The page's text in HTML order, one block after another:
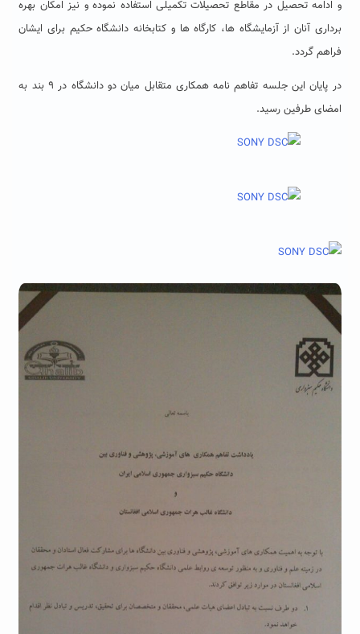
و ادامه تحصیل در مقاطع تحصیلات تکمیلی استفاده نموده و نیز امکان بهره
برداری آنان از آزمایشگاه ها، کارگاه ها و کتابخانه دانشگاه حکیم برای ایشان
فراهم گردد.
در پایان این جلسه تفاهم نامه همکاری متقابل میان دو دانشگاه در ۹ بند به
امضای طرفین رسید.